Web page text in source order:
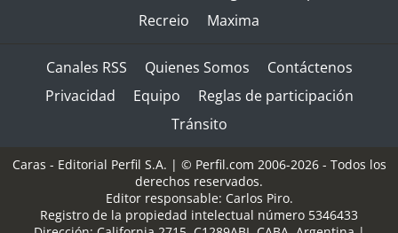
Recreio
Maxima
Canales RSS Quienes Somos
Contáctenos
Privacidad
Equipo
Reglas de participación
Tránsito
Caras - Editorial Perfil S.A. | © Perfil.com 2006-2026 - Todos los
derechos reservados.
Editor responsable: Carlos Piro.
Registro de la propiedad intelectual número 5346433